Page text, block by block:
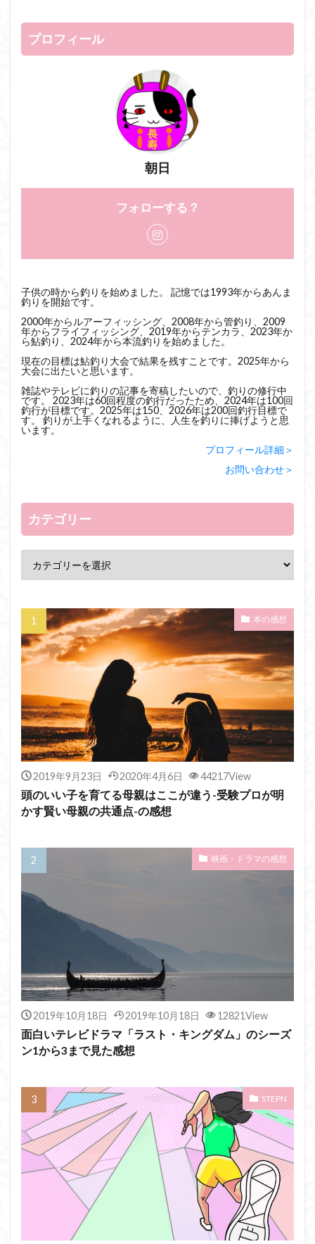
プロフィール
朝日
フォローする？
子供の時から釣りを始めました。 記憶では1993年からあんま
釣りを開始です。
2000年からルアーフィッシング、2008年から管釣り、2009
年からフライフィッシング、2019年からテンカラ、2023年か
ら鮎釣り、2024年から本流釣りを始めました。
現在の目標は鮎釣り大会で結果を残すことです。2025年から
大会に出たいと思います。
雑誌やテレビに釣りの記事を寄稿したいので、釣りの修行中
です。 2023年は60回程度の釣行だったため、2024年は100回
釣行が目標です。2025年は150、2026年は200回釣行目標で
す。 釣りが上手くなれるように、人生を釣りに捧げようと思
います。
プロフィール詳細＞
お問い合わせ＞
カテゴリー
本の感想
2019年9月23日 2020年4月6日 44217View
頭のいい子を育てる母親はここが違う-受験プロが明
かす賢い母親の共通点-の感想
映画・ドラマの感想
2019年10月18日 2019年10月18日 12821View
面白いテレビドラマ「ラスト・キングダム」のシーズ
ン1から3まで見た感想
STEPN